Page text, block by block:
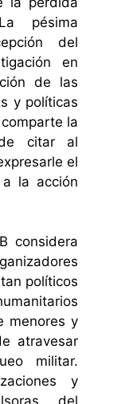
pésima
del
en
de las
y políticas
la
citar al
el
la acción
considera
políticos
menores y
atravesar
militar.
y